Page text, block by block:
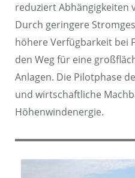
reduziert Abhängigkeiten
Durch geringere
höhere Verfügbarkeit bei
den Weg für eine
Anlagen. Die Pilotphase
und wirtschaftliche
Höhenwindenergie.